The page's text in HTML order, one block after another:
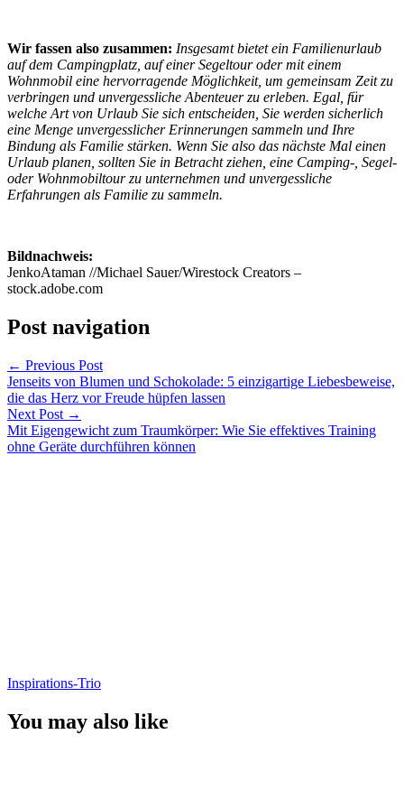
Wir fassen also zusammen: Insgesamt bietet ein Familienurlaub
auf dem Campingplatz, auf einer Segeltour oder mit einem
Wohnmobil eine hervorragende Möglichkeit, um gemeinsam Zeit zu
verbringen und unvergessliche Abenteuer zu erleben. Egal, für
welche Art von Urlaub Sie sich entscheiden, Sie werden sicherlich
eine Menge unvergesslicher Erinnerungen sammeln und Ihre
Bindung als Familie stärken. Wenn Sie also das nächste Mal einen
Urlaub planen, sollten Sie in Betracht ziehen, eine Camping-, Segel-
oder Wohnmobiltour zu unternehmen und unvergessliche
Erfahrungen als Familie zu sammeln.
Bildnachweis:
JenkoAtaman //Michael Sauer/Wirestock Creators –
stock.adobe.com
Post navigation
← Previous Post
Jenseits von Blumen und Schokolade: 5 einzigartige Liebesbeweise,
die das Herz vor Freude hüpfen lassen
Next Post →
Mit Eigengewicht zum Traumkörper: Wie Sie effektives Training
ohne Geräte durchführen können
Inspirations-Trio
You may also like